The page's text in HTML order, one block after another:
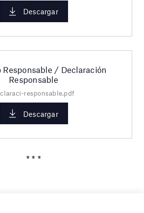
Descargar
Responsable / Declaración
Responsable
responsable.pdf
Descargar
* * *